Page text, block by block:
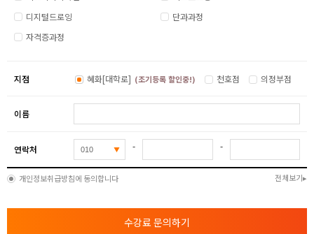
디지털드로잉
단과과정
자격증과정
지점 혜화[대학로] (조기등록 할인중!) 천호점 의정부점
이름
연락처 - -
개인정보취급방침에 동의합니다 전체보기
수강료 문의하기